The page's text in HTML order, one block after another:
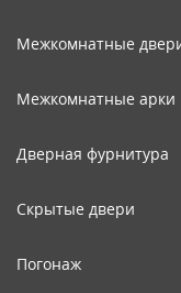
Межкомнатные
Межкомнатные арки
Дверная фурнитура
Скрытые двери
Погонаж